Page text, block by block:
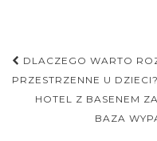
Nawigacja
postu
DLACZEGO WARTO
PRZESTRZENNE U DZIECI?
HOTEL Z BASENEM
BAZA